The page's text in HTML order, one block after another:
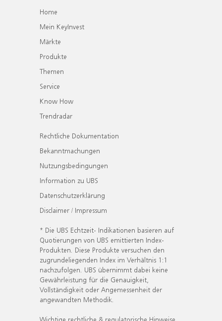
Home
Mein KeyInvest
Märkte
Produkte
Themen
Service
Know How
Trendradar
Rechtliche Dokumentation
Bekanntmachungen
Nutzungsbedingungen
Information zu UBS
Datenschutzerklärung
Disclaimer / Impressum
* Die UBS Echtzeit- Indikationen basieren auf
Quotierungen von UBS emittierten Index-
Produkten. Diese Produkte versuchen den
zugrundeliegenden Index im Verhältnis 1:1
nachzufolgen. UBS übernimmt dabei keine
Gewährleistung für die Genauigkeit,
Vollständigkeit oder Angemessenheit der
angewandten Methodik.